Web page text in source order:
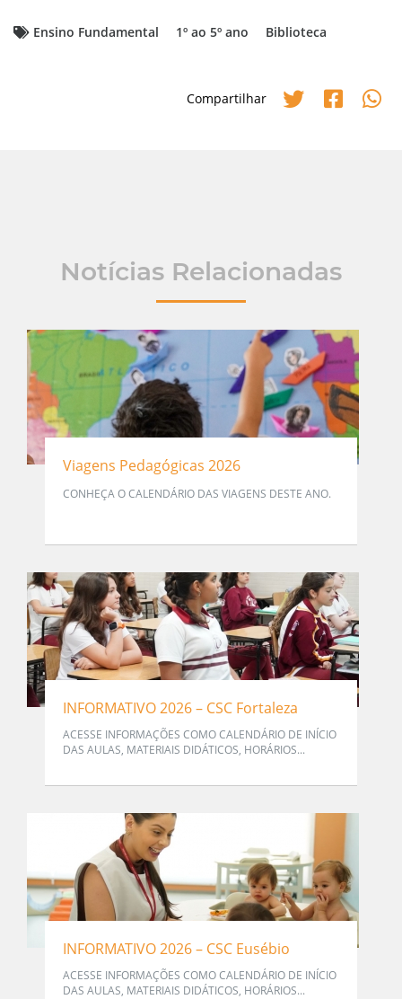
Ensino Fundamental 1º ao 5º ano Biblioteca
Compartilhar
Notícias Relacionadas
Viagens Pedagógicas 2026
CONHEÇA O CALENDÁRIO DAS VIAGENS DESTE ANO.
INFORMATIVO 2026 – CSC Fortaleza
ACESSE INFORMAÇÕES COMO CALENDÁRIO DE INÍCIO
DAS AULAS, MATERIAIS DIDÁTICOS, HORÁRIOS...
INFORMATIVO 2026 – CSC Eusébio
ACESSE INFORMAÇÕES COMO CALENDÁRIO DE INÍCIO
DAS AULAS, MATERIAIS DIDÁTICOS, HORÁRIOS...